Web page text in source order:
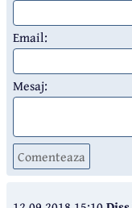
Email:
Mesaj:
Comenteaza